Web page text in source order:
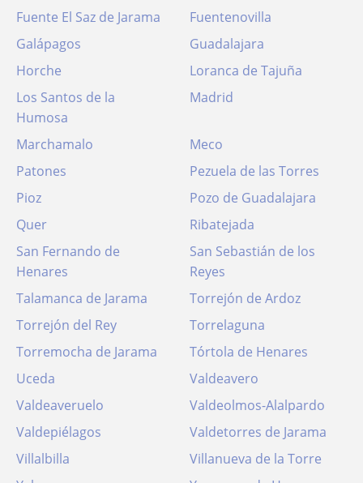
Fuente El Saz de Jarama
Fuentenovilla
Galápagos
Guadalajara
Horche
Loranca de Tajuña
Los Santos de la
Humosa
Madrid
Marchamalo
Meco
Patones
Pezuela de las Torres
Pioz
Pozo de Guadalajara
Quer
Ribatejada
San Fernando de
Henares
San Sebastián de los
Reyes
Talamanca de Jarama
Torrejón de Ardoz
Torrejón del Rey
Torrelaguna
Torremocha de Jarama
Tórtola de Henares
Uceda
Valdeavero
Valdeaveruelo
Valdeolmos-Alalpardo
Valdepiélagos
Valdetorres de Jarama
Villalbilla
Villanueva de la Torre